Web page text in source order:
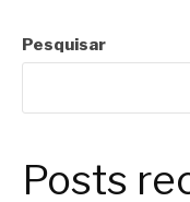
Pesquisar
Posts